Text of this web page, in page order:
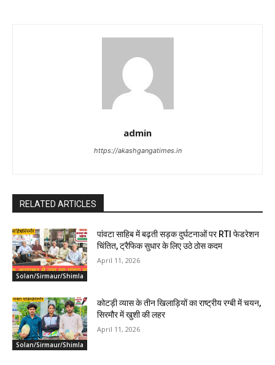
admin
https://akashgangatimes.in
RELATED ARTICLES
Solan/Sirmaur/Shimla
पांवटा साहिब में बढ़ती सड़क दुर्घटनाओं पर RTI फेडरेशन
चिंतित, ट्रैफिक सुधार के लिए उठे ठोस कदम
April 11, 2026
Solan/Sirmaur/Shimla
कोटड़ी व्यास के तीन खिलाड़ियों का राष्ट्रीय रग्बी में चयन,
सिरमौर में खुशी की लहर
April 11, 2026